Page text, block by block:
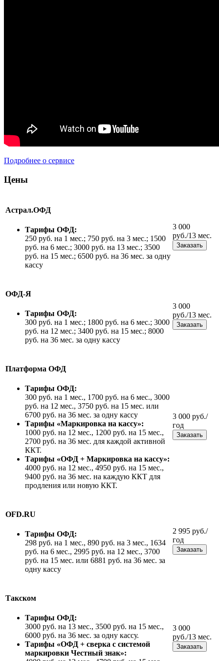
Подробнее о сервисе
Цены
Астрал.ОФД
Тарифы ОФД:
250 руб. на 1 мес.; 750 руб. на 3 мес.; 1500
руб. на 6 мес.; 3000 руб. на 13 мес.; 3500
руб. на 15 мес.; 6500 руб. на 36 мес. за одну
кассу
3 000
руб./13 мес.
Заказать
ОФД-Я
Тарифы ОФД:
300 руб. на 1 мес.; 1800 руб. на 6 мес.; 3000
руб. на 12 мес.; 3400 руб. на 15 мес.; 8000
руб. на 36 мес. за одну кассу
3 000
руб./13 мес.
Заказать
Платформа ОФД
Тарифы ОФД:
300 руб. на 1 мес., 1700 руб. на 6 мес., 3000
руб. на 12 мес., 3750 руб. на 15 мес. или
6700 руб. на 36 мес. за одну кассу
Тарифы «Маркировка на кассу»:
1000 руб. на 12 мес., 1200 руб. на 15 мес.,
2700 руб. на 36 мес. для каждой активной
ККТ.
Тарифы «ОФД + Маркировка на кассу»:
4000 руб. на 12 мес., 4950 руб. на 15 мес.,
9400 руб. на 36 мес. на каждую ККТ для
продления или новую ККТ.
3 000 руб./
год
Заказать
OFD.RU
Тарифы ОФД:
298 руб. на 1 мес., 890 руб. на 3 мес., 1634
руб. на 6 мес., 2995 руб. на 12 мес., 3700
руб. на 15 мес. или 6881 руб. на 36 мес. за
одну кассу
2 995 руб./
год
Заказать
Такском
Тарифы ОФД:
3000 руб. на 13 мес., 3500 руб. на 15 мес.,
6000 руб. на 36 мес. за одну кассу.
Тарифы «ОФД + сверка с системой
маркировки Честный знак»:
3 000
руб./13 мес.
Заказать